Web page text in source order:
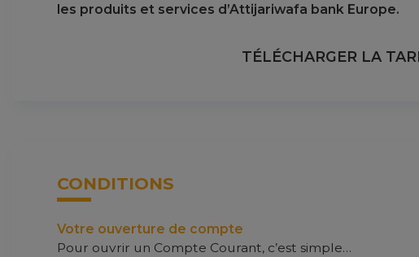
les produits et services d’Attijariwafa bank Europe.
TÉLÉCHARGER LA
CONDITIONS
Votre ouverture de compte
Pour ouvrir un Compte Courant, c’est simple…